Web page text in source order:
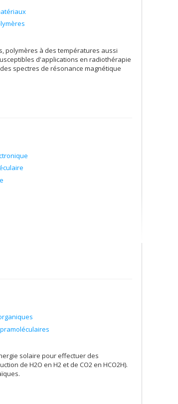
polymères à des températures aussi
d'applications en radiothérapie
spectres de résonance magnétique
d’H2
solaire pour effectuer des
de H2O en H2 et de CO2 en HCO2H).